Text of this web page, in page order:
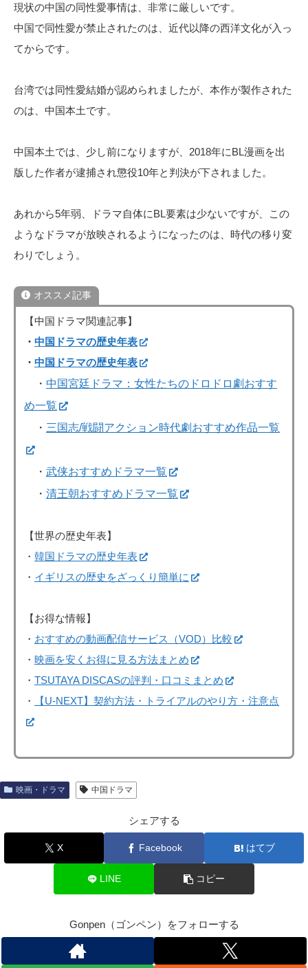
現状の中国の同性愛事情は、非常に厳しいです。
中国で同性愛が禁止されたのは、近代以降の西洋文化が入っ
てからです。
台湾では同性愛結婚が認められましたが、本作が製作された
のは、中国本土です。
中国本土では、少し前になりますが、2018年にBL漫画を出
版した作者が逮捕され懲役10年と判決が下されました。
あれから5年弱、ドラマ自体にBL要素は少ないですが、この
ようなドラマが放映されるようになったのは、時代の移り変
わりでしょう。
オススメ記事
【中国ドラマ関連記事】
・ 中国ドラマの歴史年表
・ 中国ドラマの歴史年表
・ 中国宮廷ドラマ：女性たちのドロドロ劇おすす
め一覧
・ 三国志/戦闘アクション時代劇おすすめ作品一覧
・ 武侠おすすめドラマ一覧
・ 清王朝おすすめドラマ一覧
【世界の歴史年表】
・ 韓国ドラマの歴史年表
・ イギリスの歴史をざっくり簡単に
【お得な情報】
・ おすすめの動画配信サービス（VOD）比較
・ 映画を安くお得に見る方法まとめ
・ TSUTAYA DISCASの評判・口コミまとめ
・
【U-NEXT】契約方法・トライアルのやり方・注意点
映画・ドラマ 中国ドラマ
シェアする
X Facebook はてブ
LINE コピー
Gonpen（ゴンペン）をフォローする